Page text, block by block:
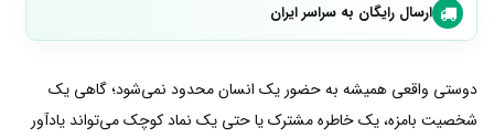
ارسال رایگان به سراسر ایران
دوستی واقعی همیشه به حضور یک انسان محدود نمی‌شود؛ گاهی یک
شخصیت بامزه، یک خاطره مشترک یا حتی یک نماد کوچک می‌تواند یادآور